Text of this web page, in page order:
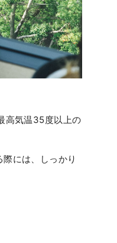
高気温35度以上の
には、しっかり